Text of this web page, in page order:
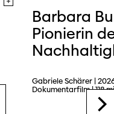
Barbara
Pionierin
Gabriele Schärer |
Dokumentarfilm | 118